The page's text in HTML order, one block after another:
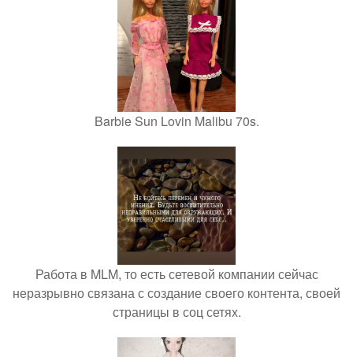
Barbie Sun Lovin Malibu 70s.
Работа в MLM, то есть сетевой компании сейчас
неразрывно связана с создание своего контента, своей
страницы в соц сетях.